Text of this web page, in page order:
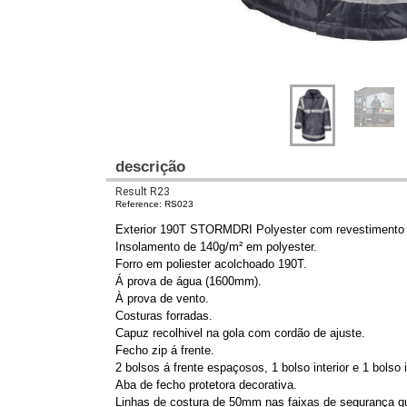
descrição
Result R23
Reference: RS023
Exterior 190T STORMDRI Polyester com revestimento
Insolamento de 140g/m² em polyester.
Forro em poliester acolchoado 190T.
Á prova de água (1600mm).
À prova de vento.
Costuras forradas.
Capuz recolhivel na gola com cordão de ajuste.
Fecho zip á frente.
2 bolsos á frente espaçosos, 1 bolso interior e 1 bolso
Aba de fecho protetora decorativa.
Linhas de costura de 50mm nas faixas de